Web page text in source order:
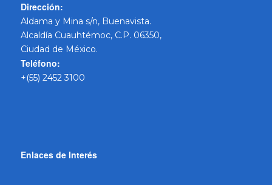
Dirección:
Aldama y Mina s/n, Buenavista.
Alcaldía Cuauhtémoc, C.P. 06350,
Ciudad de México.
Teléfono:
+(55) 2452 3100
Enlaces de Interés